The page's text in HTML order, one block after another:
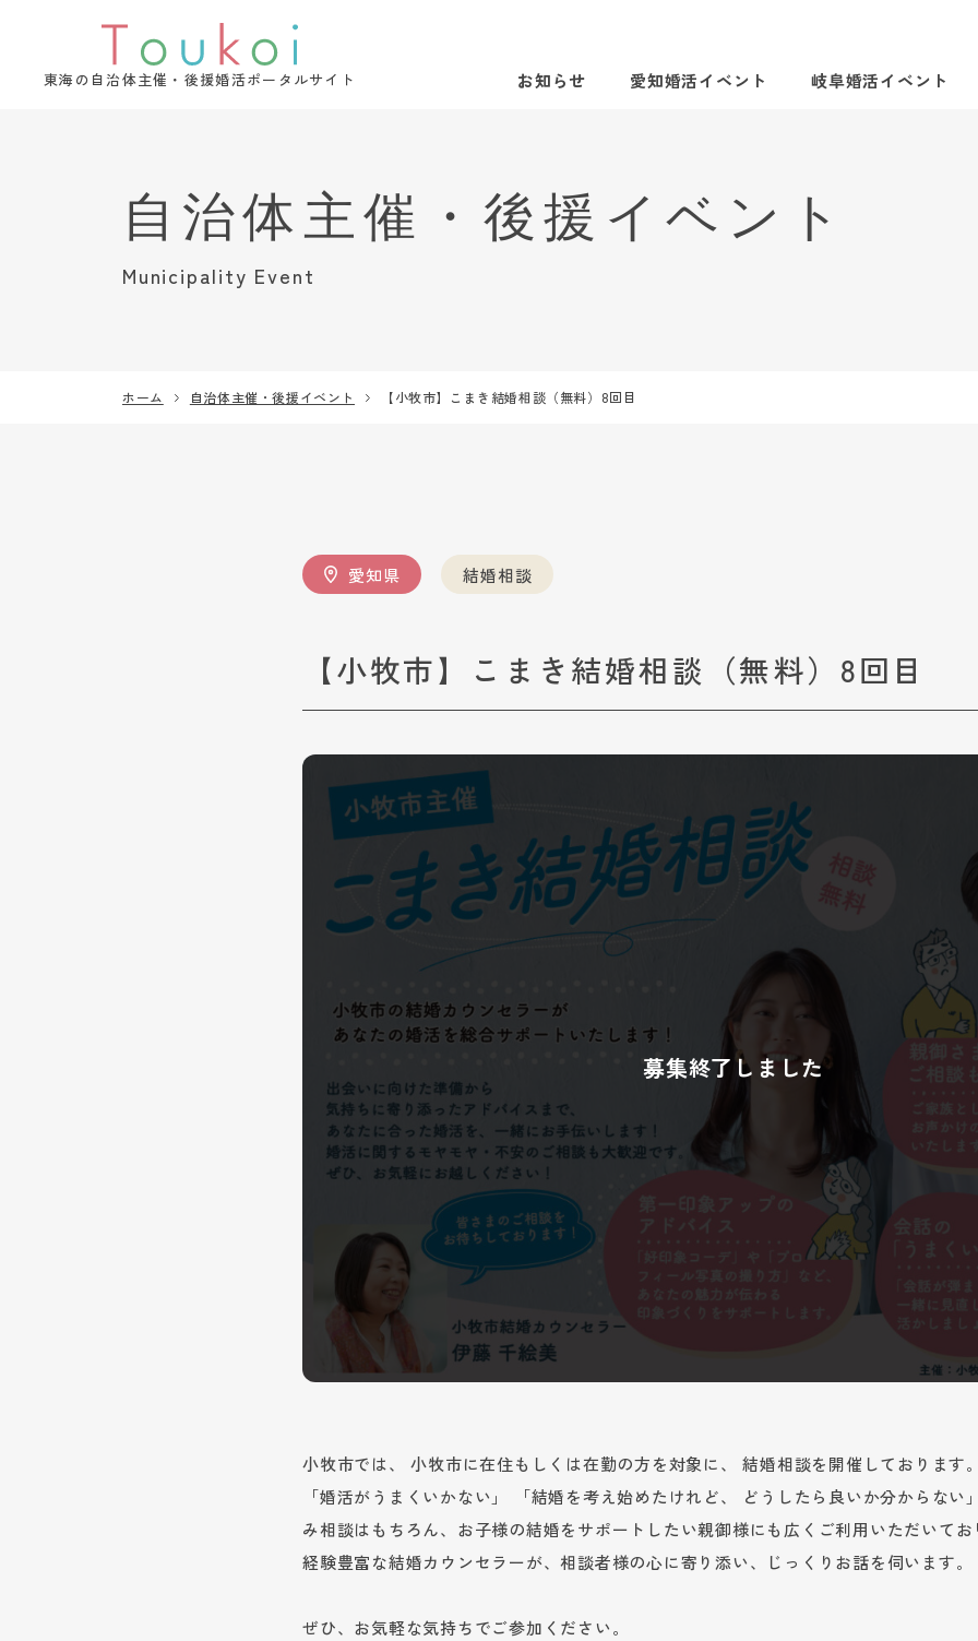
東海の自治体主催・後援婚活ポータルサイト お知らせ 愛知婚活イベント 岐阜婚活イベント
Municipality Event
ホーム 自治体主催・後援イベント 【小牧市】こまき結婚相談（無料）8回目
愛知県 結婚相談
【小牧市】こまき結婚相談（無料）8回目
小牧市では、 小牧市に在住もしくは在勤の方を対象に、 結婚相談を開催しております
「婚活がうまくいかない」 「結婚を考え始めたけれど、 どうしたら良いか分からない
み相談はもちろん、お子様の結婚をサポートしたい親御様にも広くご利用いただいて
経験豊富な結婚カウンセラーが、相談者様の心に寄り添い、じっくりお話を伺います。
ぜひ、お気軽な気持ちでご参加ください。